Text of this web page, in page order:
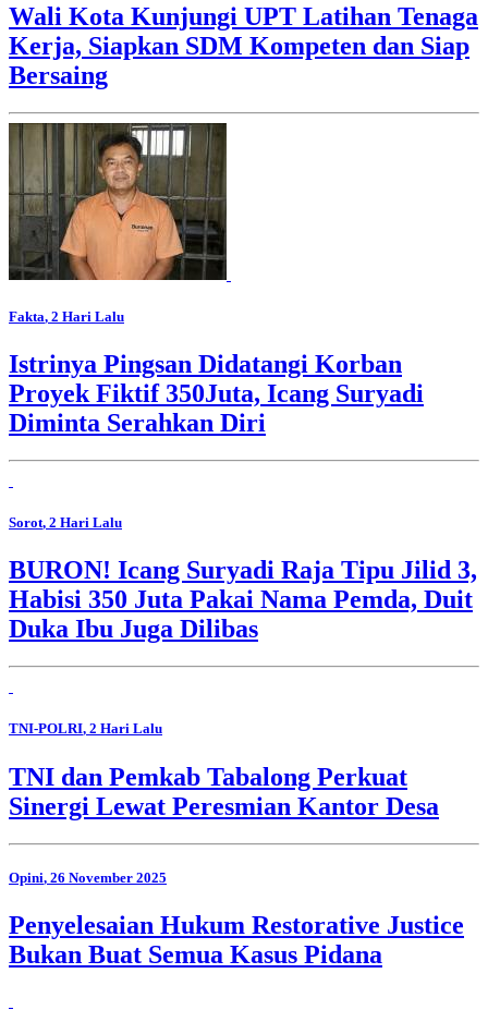
Wali Kota Kunjungi UPT Latihan Tenaga
Kerja, Siapkan SDM Kompeten dan Siap
Bersaing
Fakta, 2 Hari Lalu
Istrinya Pingsan Didatangi Korban
Proyek Fiktif 350Juta, Icang Suryadi
Diminta Serahkan Diri
Sorot, 2 Hari Lalu
BURON! Icang Suryadi Raja Tipu Jilid 3,
Habisi 350 Juta Pakai Nama Pemda, Duit
Duka Ibu Juga Dilibas
TNI-POLRI, 2 Hari Lalu
TNI dan Pemkab Tabalong Perkuat
Sinergi Lewat Peresmian Kantor Desa
Opini, 26 November 2025
Penyelesaian Hukum Restorative Justice
Bukan Buat Semua Kasus Pidana